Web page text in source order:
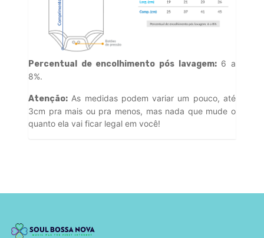
Percentual de encolhimento pós lavagem:6 a
8%.
Atenção: As medidas podem variar um pouco, até
3cm pra mais ou pra menos, mas nada que mude o
quanto ela vai ficar legal em você!